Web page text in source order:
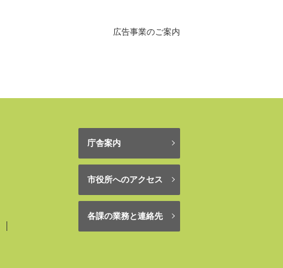
広告事業のご案内
庁舎案内
市役所へのアクセス
各課の業務と連絡先